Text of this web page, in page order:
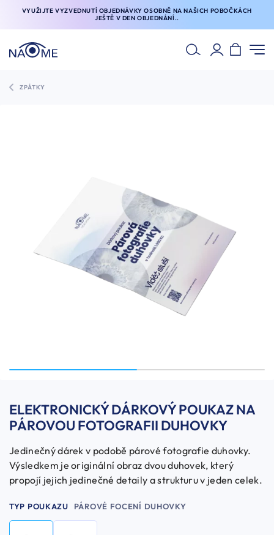
VYUŽIJTE VYZVEDNUTÍ OBJEDNÁVKY OSOBNĚ NA NAŠICH POBOČKÁCH
JEŠTĚ V DEN OBJEDNÁNÍ..
ZPÁTKY
ELEKTRONICKÝ DÁRKOVÝ POUKAZ NA
PÁROVOU FOTOGRAFII DUHOVKY
Jedinečný dárek v podobě párové fotografie duhovky.
Výsledkem je originální obraz dvou duhovek, který
propojí jejich jedinečné detaily a strukturu v jeden celek.
TYP POUKAZU PÁROVÉ FOCENÍ DUHOVKY